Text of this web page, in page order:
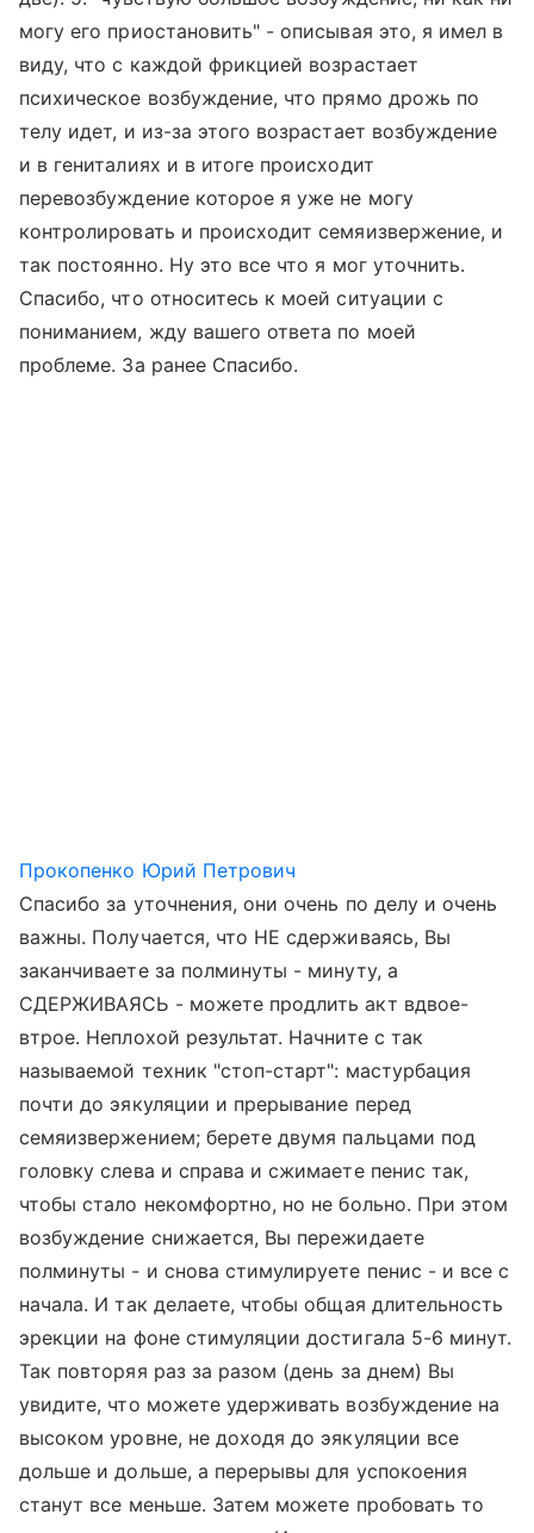
могу его приостановить" - описывая это, я имел в
виду, что с каждой фрикцией возрастает
психическое возбуждение, что прямо дрожь по
телу идет, и из-за этого возрастает возбуждение
и в гениталиях и в итоге происходит
перевозбуждение которое я уже не могу
контролировать и происходит семяизвержение, и
так постоянно. Ну это все что я мог уточнить.
Спасибо, что относитесь к моей ситуации с
пониманием, жду вашего ответа по моей
проблеме. За ранее Спасибо.
Прокопенко Юрий Петрович
Спасибо за уточнения, они очень по делу и очень
важны. Получается, что НЕ сдерживаясь, Вы
заканчиваете за полминуты - минуту, а
СДЕРЖИВАЯСЬ - можете продлить акт вдвое-
втрое. Неплохой результат. Начните с так
называемой техник "стоп-старт": мастурбация
почти до эякуляции и прерывание перед
семяизвержением; берете двумя пальцами под
головку слева и справа и сжимаете пенис так,
чтобы стало некомфортно, но не больно. При этом
возбуждение снижается, Вы пережидаете
полминуты - и снова стимулируете пенис - и все с
начала. И так делаете, чтобы общая длительность
эрекции на фоне стимуляции достигала 5-6 минут.
Так повторяя раз за разом (день за днем) Вы
увидите, что можете удерживать возбуждение на
высоком уровне, не доходя до эякуляции все
дольше и дольше, а перерывы для успокоения
станут все меньше. Затем можете пробовать то